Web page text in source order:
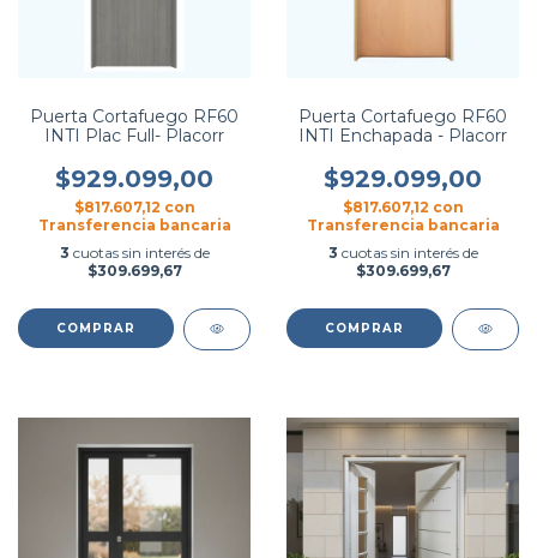
Puerta Cortafuego RF60
INTI Plac Full- Placorr
$929.099,00
$817.607,12 con
Transferencia bancaria
3 cuotas sin interés de
$309.699,67
COMPRAR
Puerta Cortafuego RF60
INTI Enchapada - Placorr
$929.099,00
$817.607,12 con
Transferencia bancaria
3 cuotas sin interés de
$309.699,67
COMPRAR